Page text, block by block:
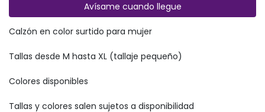
Avísame cuando llegue
Calzón en color surtido para mujer
Tallas desde M hasta XL (tallaje pequeño)
Colores disponibles
Tallas y colores salen sujetos a disponibilidad